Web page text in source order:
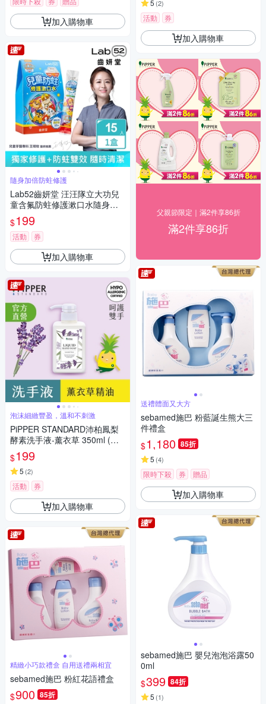
加入購物車
隨身加倍防蛀修護
Lab52齒妍堂 汪汪隊立大功兒
童含氟防蛀修護漱口水隨身包
(15包/盒)
$199
活動 券
加入購物車
泡沫細緻豐盈，溫和不刺激
PiPPER STANDARD沛柏鳳梨
酵素洗手液-薰衣草 350ml (洗
手乳)
$199
5 (2)
活動 券
加入購物車
精緻小巧款禮盒 自用送禮兩相宜
sebamed施巴 粉紅花語禮盒
$900 85折
5 (2)
活動 券
加入購物車
父親節限定｜滿2件享86折
滿2件享86折
送禮體面又大方
sebamed施巴 粉藍誕生熊大三
件禮盒
$1,180 85折
5 (4)
限時下殺 券 贈品
加入購物車
sebamed施巴 嬰兒泡泡浴露50
0ml
$399 84折
5 (1)